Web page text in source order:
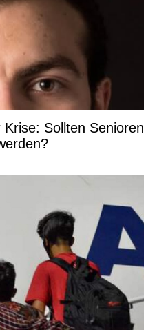
Sollten Senioren